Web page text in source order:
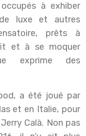
à exhiber
luxe et autres
prêts à
et à se moquer
exprime des
a été joué par
et en Italie, pour
Calà. Non pas